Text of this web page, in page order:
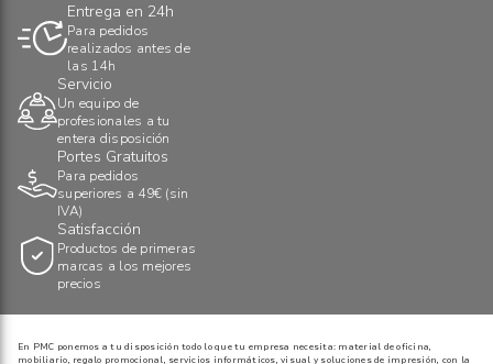
Entrega en 24h
Para pedidos
realizados antes de
las 14h
Servicio
Un equipo de
profesionales a tu
entera disposición
Portes Gratuitos
Para pedidos
superiores a 49€ (sin
IVA)
Satisfacción
Productos de primeras
marcas a los mejores
precios
En PMC ponemos a tu disposición todo lo que tu empresa necesita: material de oficina,
mobiliario, regalo promocional, servicios informáticos, visual y soluciones de impresión, con la